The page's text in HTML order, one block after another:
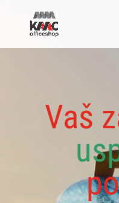
Vaš